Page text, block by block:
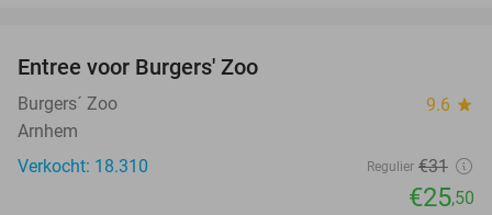
Entree voor Burgers' Zoo
Burgers´ Zoo 9.6 star
Arnhem
Verkocht: 18.310
Regulier €31
€25,50